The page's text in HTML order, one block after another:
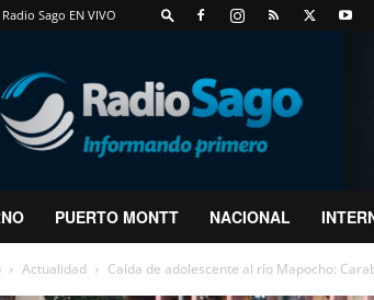
Radio Sago EN VIVO
RadioSago
PUERTO MONTT NACIONAL
Actualidad Caída de adolescente al río Mapocho: